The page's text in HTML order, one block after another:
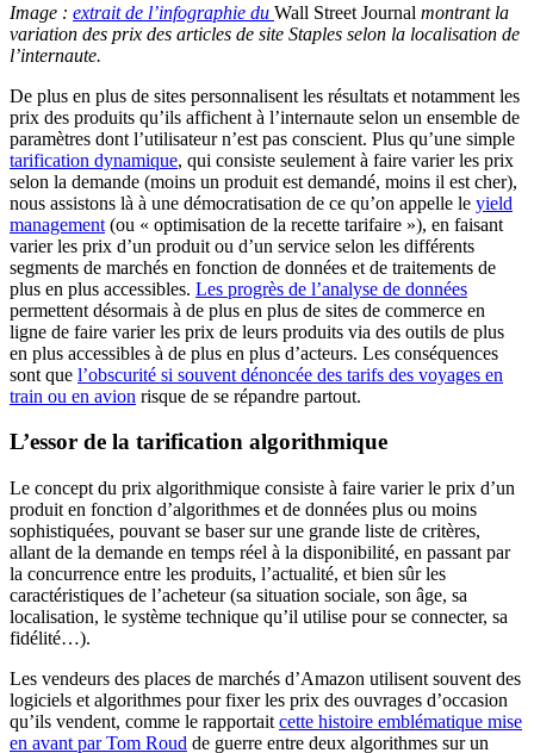
Image : extrait de l’infographie du Wall Street Journal montrant la
variation des prix des articles de site Staples selon la localisation de
l’internaute.
De plus en plus de sites personnalisent les résultats et notamment les
prix des produits qu’ils affichent à l’internaute selon un ensemble de
paramètres dont l’utilisateur n’est pas conscient. Plus qu’une simple
tarification dynamique, qui consiste seulement à faire varier les prix
selon la demande (moins un produit est demandé, moins il est cher),
nous assistons là à une démocratisation de ce qu’on appelle le yield
management (ou « optimisation de la recette tarifaire »), en faisant
varier les prix d’un produit ou d’un service selon les différents
segments de marchés en fonction de données et de traitements de
plus en plus accessibles. Les progrès de l’analyse de données
permettent désormais à de plus en plus de sites de commerce en
ligne de faire varier les prix de leurs produits via des outils de plus
en plus accessibles à de plus en plus d’acteurs. Les conséquences
sont que l’obscurité si souvent dénoncée des tarifs des voyages en
train ou en avion risque de se répandre partout.
L’essor de la tarification algorithmique
Le concept du prix algorithmique consiste à faire varier le prix d’un
produit en fonction d’algorithmes et de données plus ou moins
sophistiquées, pouvant se baser sur une grande liste de critères,
allant de la demande en temps réel à la disponibilité, en passant par
la concurrence entre les produits, l’actualité, et bien sûr les
caractéristiques de l’acheteur (sa situation sociale, son âge, sa
localisation, le système technique qu’il utilise pour se connecter, sa
fidélité…).
Les vendeurs des places de marchés d’Amazon utilisent souvent des
logiciels et algorithmes pour fixer les prix des ouvrages d’occasion
qu’ils vendent, comme le rapportait cette histoire emblématique mise
en avant par Tom Roud de guerre entre deux algorithmes sur un